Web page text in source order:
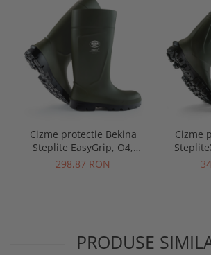
Cizme protectie Bekina
Steplite EasyGrip, O4,
verde/negru
298,87 RON
Cizme
PRODUSE